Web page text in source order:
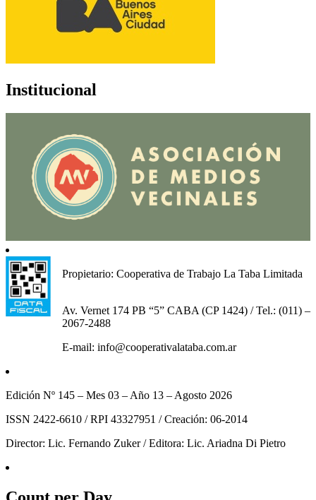
Institucional
Propietario: Cooperativa de Trabajo La Taba Limitada
Av. Vernet 174 PB “5” CABA (CP 1424) / Tel.: (011) –
2067-2488
E-mail: info@cooperativalataba.com.ar
Edición Nº 145 – Mes 03 – Año 13 – Agosto 2026
ISSN 2422-6610 / RPI 43327951 / Creación: 06-2014
Director: Lic. Fernando Zuker / Editora: Lic. Ariadna Di Pietro